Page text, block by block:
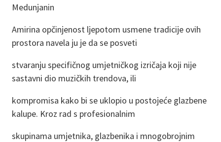
Medunjanin
Amirina opčinjenost ljepotom usmene tradicije ovih
prostora navela ju je da se posveti
stvaranju specifičnog umjetničkog izričaja koji nije
sastavni dio muzičkih trendova, ili
kompromisa kako bi se uklopio u postojeće glazbene
kalupe. Kroz rad s profesionalnim
skupinama umjetnika, glazbenika i mnogobrojnim